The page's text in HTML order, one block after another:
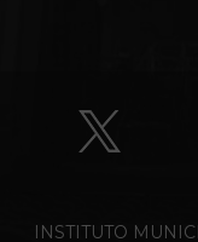
INSTITUTO